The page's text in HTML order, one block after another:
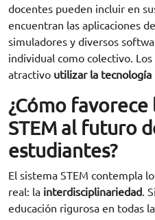
docentes pueden incluir en
encuentran las aplicaciones
simuladores y diversos
individual como colectivo.
atractivo utilizar la tecnología
¿Cómo favorece
STEM al futuro
estudiantes?
El sistema STEM contempla
real: la interdisciplinariedad.
educación rigurosa en todas